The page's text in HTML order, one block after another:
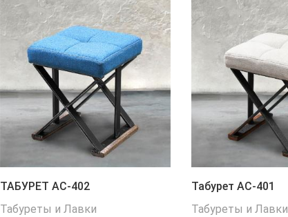
ТАБУРЕТ АС-402
Табуреты и Лавки
Табурет АС-401
Табуреты и Лавки